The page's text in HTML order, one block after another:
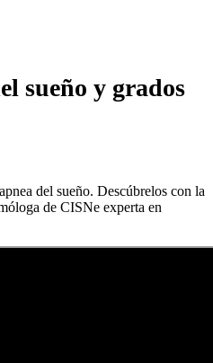
sueño y grados
del sueño. Descúbrelos con la
de CISNe experta en